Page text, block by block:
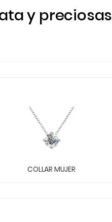
y preciosas
COLLAR MUJER